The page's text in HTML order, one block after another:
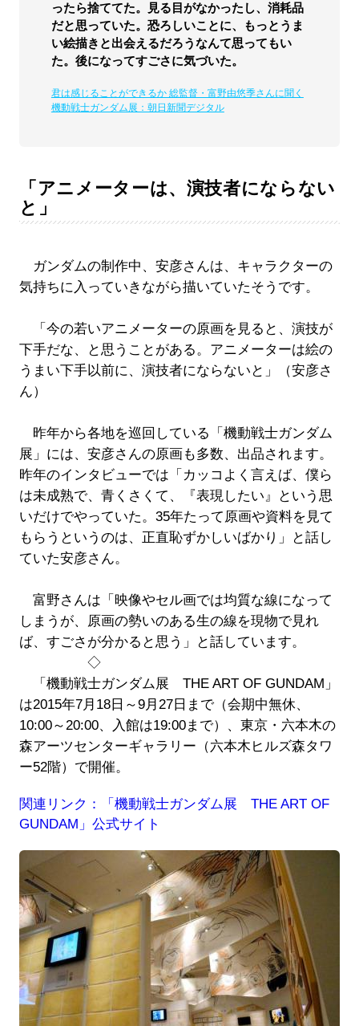
ったら捨ててた。見る目がなかったし、消耗品
だと思っていた。恐ろしいことに、もっとうま
い絵描きと出会えるだろうなんて思ってもい
た。後になってすごさに気づいた。
君は感じることができるか 総監督・富野由悠季さんに聞く
機動戦士ガンダム展：朝日新聞デジタル
「アニメーターは、演技者にならない
と」
ガンダムの制作中、安彦さんは、キャラクターの
気持ちに入っていきながら描いていたそうです。
「今の若いアニメーターの原画を見ると、演技が
下手だな、と思うことがある。アニメーターは絵の
うまい下手以前に、演技者にならないと」（安彦さ
ん）
昨年から各地を巡回している「機動戦士ガンダム
展」には、安彦さんの原画も多数、出品されます。
昨年のインタビューでは「カッコよく言えば、僕ら
は未成熟で、青くさくて、『表現したい』という思
いだけでやっていた。35年たって原画や資料を見て
もらうというのは、正直恥ずかしいばかり」と話し
ていた安彦さん。
富野さんは「映像やセル画では均質な線になって
しまうが、原画の勢いのある生の線を現物で見れ
ば、すごさが分かると思う」と話しています。
◇
「機動戦士ガンダム展 THE ART OF GUNDAM」
は2015年7月18日～9月27日まで（会期中無休、
10:00～20:00、入館は19:00まで）、東京・六本木の
森アーツセンターギャラリー（六本木ヒルズ森タワ
ー52階）で開催。
関連リンク：「機動戦士ガンダム展 THE ART OF
GUNDAM」公式サイト